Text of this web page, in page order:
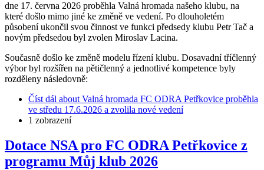
dne 17. června 2026 proběhla Valná hromada našeho klubu, na
které došlo mimo jiné ke změně ve vedení. Po dlouholetém
působení ukončil svou činnost ve funkci předsedy klubu Petr Tač a
novým předsedou byl zvolen Miroslav Lacina.
Současně došlo ke změně modelu řízení klubu. Dosavadní tříčlenný
výbor byl rozšířen na pětičlenný a jednotlivé kompetence byly
rozděleny následovně:
Číst dál about Valná hromada FC ODRA Petřkovice proběhla
ve středu 17.6.2026 a zvolila nové vedení
1 zobrazení
Dotace NSA pro FC ODRA Petřkovice z
programu Můj klub 2026